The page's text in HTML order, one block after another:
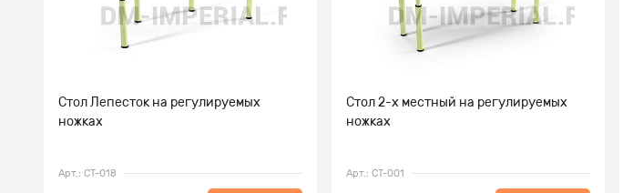
Стол Лепесток на регулируемых
ножках
Арт.: СТ-018
Стол 2-х местный на регулируемых
ножках
Арт.: СТ-001